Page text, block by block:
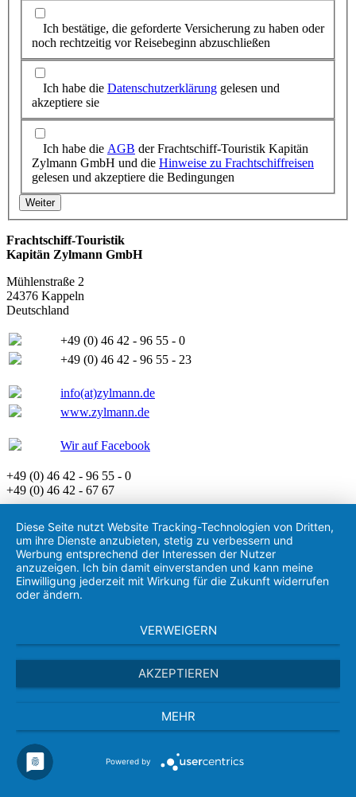
Ich bestätige, die geforderte Versicherung zu haben oder
noch rechtzeitig vor Reisebeginn abzuschließen
Ich habe die Datenschutzerklärung gelesen und
akzeptiere sie
Ich habe die AGB der Frachtschiff-Touristik Kapitän
Zylmann GmbH und die Hinweise zu Frachtschiffreisen
gelesen und akzeptiere die Bedingungen
Frachtschiff-Touristik
Kapitän Zylmann GmbH
Mühlenstraße 2
24376 Kappeln
Deutschland
+49 (0) 46 42 - 96 55 - 0
+49 (0) 46 42 - 96 55 - 23
info(at)zylmann.de
www.zylmann.de
Wir auf Facebook
+49 (0) 46 42 - 96 55 - 0
+49 (0) 46 42 - 67 67
Diese Seite nutzt Website Tracking-Technologien von Dritten,
um ihre Dienste anzubieten, stetig zu verbessern und
Werbung entsprechend der Interessen der Nutzer
anzuzeigen. Ich bin damit einverstanden und kann meine
Einwilligung jederzeit mit Wirkung für die Zukunft widerrufen
oder ändern.
VERWEIGERN
AKZEPTIEREN
MEHR
Powered by